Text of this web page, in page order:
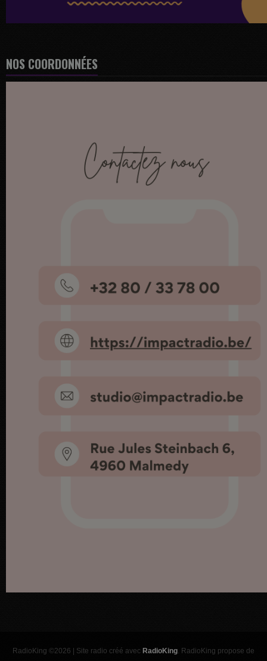
NOS COORDONNÉES
RadioKing ©2026 | Site radio créé avec RadioKing. RadioKing propose de